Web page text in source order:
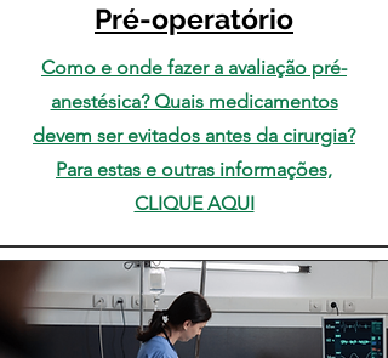
Pré-operatório
Como e onde fazer a avaliação pré-
anestésica? Quais medicamentos
devem ser evitados antes da cirurgia?
Para estas e outras informações,
CLIQUE AQUI